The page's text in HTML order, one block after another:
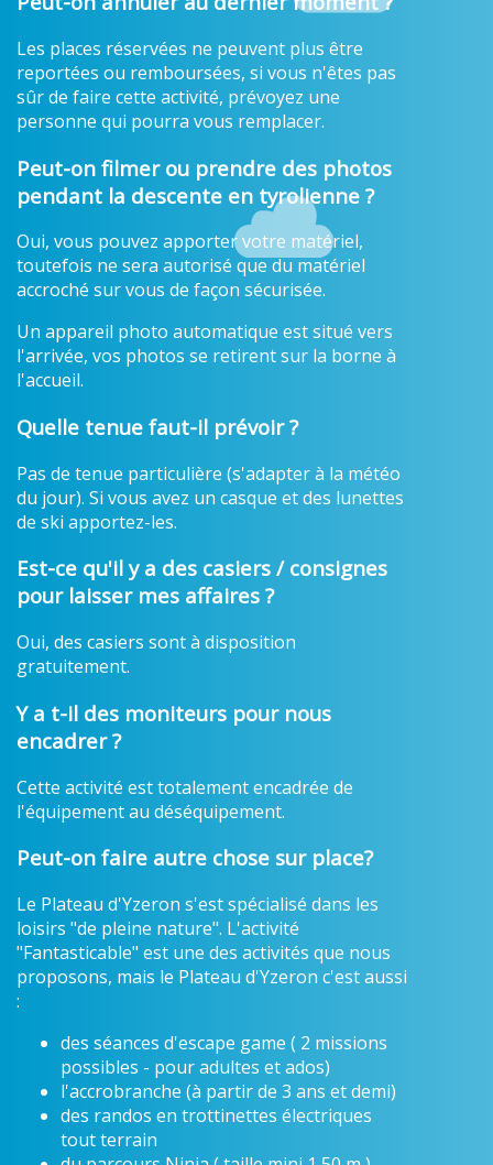
Les places réservées ne peuvent plus être
reportées ou remboursées, si vous n'êtes pas
sûr de faire cette activité, prévoyez une
personne qui pourra vous remplacer.
Peut-on filmer ou prendre des photos
pendant la descente en tyrolienne ?
Oui, vous pouvez apporter votre matériel,
toutefois ne sera autorisé que du matériel
accroché sur vous de façon sécurisée.
Un appareil photo automatique est situé vers
l'arrivée, vos photos se retirent sur la borne à
l'accueil.
Quelle tenue faut-il prévoir ?
Pas de tenue particulière (s'adapter à la météo
du jour). Si vous avez un casque et des lunettes
de ski apportez-les.
Est-ce qu'il y a des casiers / consignes
pour laisser mes affaires ?
Oui, des casiers sont à disposition
gratuitement.
Y a t-il des moniteurs pour nous
encadrer ?
Cette activité est totalement encadrée de
l'équipement au déséquipement.
Peut-on faire autre chose sur place?
Le Plateau d'Yzeron s'est spécialisé dans les
loisirs "de pleine nature". L'activité
"Fantasticable" est une des activités que nous
proposons, mais le Plateau d'Yzeron c'est aussi
:
des séances d'escape game ( 2 missions
possibles - pour adultes et ados)
l'accrobranche (à partir de 3 ans et demi)
des randos en trottinettes électriques
tout terrain